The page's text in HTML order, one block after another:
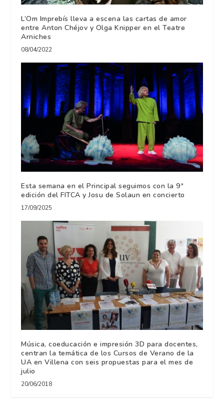
L’Om Imprebís lleva a escena las cartas de amor
entre Anton Chéjov y Olga Knipper en el Teatre
Arniches
08/04/2022
Esta semana en el Principal seguimos con la 9ª
edición del FITCA y Josu de Solaun en concierto
17/09/2025
Música, coeducación e impresión 3D para docentes,
centran la temática de los Cursos de Verano de la
UA en Villena con seis propuestas para el mes de
julio
20/06/2018